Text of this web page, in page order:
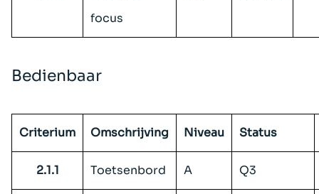
focus
Bedienbaar
Criterium Omschrijving Niveau Status
2.1.1 Toetsenbord A Q3